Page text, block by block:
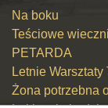
Na boku
Teściowe
PETARDA
Letnie
Żona potrzebna